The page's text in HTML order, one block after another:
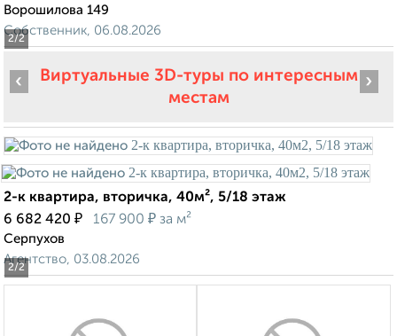
2/2
Ворошилова 149
Собственник, 06.08.2026
Виртуальные 3D-туры по интересным
местам
2/2
‹ ›
2-к квартира, вторичка, 40м², 5/18 этаж
6 682 420 ₽ 167 900 ₽ за м²
Серпухов
Агентство, 03.08.2026